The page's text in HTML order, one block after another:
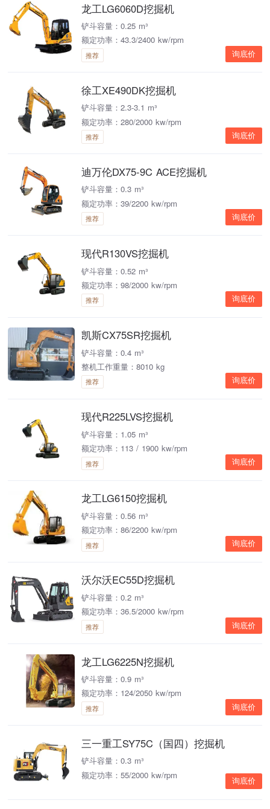
龙工LG6060D挖掘机
铲斗容量：0.25 m³
额定功率：43.3/2400 kw/rpm
推荐 询底价
徐工XE490DK挖掘机
铲斗容量：2.3-3.1 m³
额定功率：280/2000 kw/rpm
推荐 询底价
迪万伦DX75-9C ACE挖掘机
铲斗容量：0.3 m³
额定功率：39/2200 kw/rpm
推荐 询底价
现代R130VS挖掘机
铲斗容量：0.52 m³
额定功率：98/2000 kw/rpm
推荐 询底价
凯斯CX75SR挖掘机
铲斗容量：0.4 m³
整机工作重量：8010 kg
推荐 询底价
现代R225LVS挖掘机
铲斗容量：1.05 m³
额定功率：113 / 1900 kw/rpm
推荐 询底价
龙工LG6150挖掘机
铲斗容量：0.56 m³
额定功率：86/2200 kw/rpm
推荐 询底价
沃尔沃EC55D挖掘机
铲斗容量：0.2 m³
额定功率：36.5/2000 kw/rpm
推荐 询底价
龙工LG6225N挖掘机
铲斗容量：0.9 m³
额定功率：124/2050 kw/rpm
推荐 询底价
三一重工SY75C（国四）挖掘机
铲斗容量：0.3 m³
额定功率：55/2000 kw/rpm
询底价